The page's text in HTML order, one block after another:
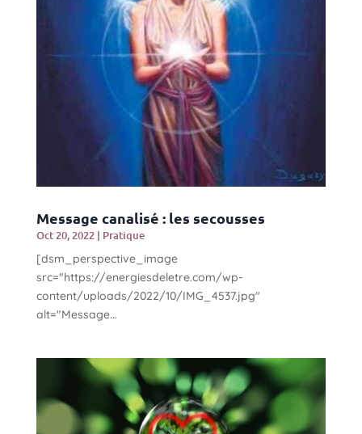
Message canalisé : les secousses
Oct 20, 2022| Pratique
[dsm_perspective_image
src="https://energiesdeletre.com/wp-
content/uploads/2022/10/IMG_4537.jpg"
alt="Message...